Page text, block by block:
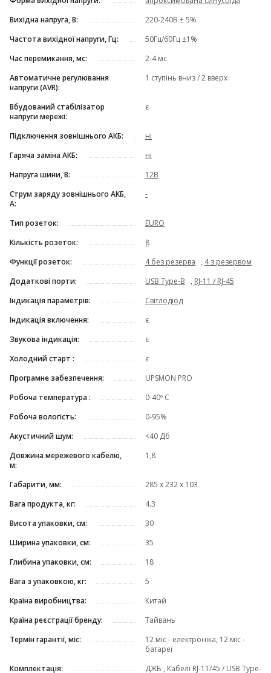
Вихідна напруга, В:
220-240В ± 5%
Частота вихідної напруги, Гц:
50Гц/60Гц ±1%
Час перемикання, мс:
2-4 мс
Автоматичне регулювання
напруги (AVR):
1 ступінь вниз / 2 вверх
Вбудований стабілізатор
напруги мережі:
є
Підключення зовнішнього АКБ:
ні
Гаряча заміна АКБ:
ні
Напруга шини, В:
12В
Струм заряду зовнішнього АКБ,
А:
-
Тип розеток:
EURO
Кількість розеток:
8
Функції розеток:
4 без резерва , 4 з резервом
Додаткові порти:
USB Type-B , RJ-11 / RJ-45
Індикація параметрів:
Світлодіод
Індикація включення:
є
Звукова індикація:
є
Холодний старт :
є
Програмне забезпечення:
UPSMON PRO
Робоча температура :
0-40º C
Робоча вологість:
0-95%
Акустичний шум:
<40 Дб
Довжина мережевого кабелю,
м:
1,8
Габарити, мм:
285 х 232 х 103
Вага продукта, кг:
4.3
Висота упаковки, см:
30
Ширина упаковки, см:
35
Глибина упаковки, см:
18
Вага з упаковкою, кг:
5
Країна виробництва:
Китай
Країна реєстрації бренду:
Тайвань
Термін гарантії, міс:
12 міс - електроніка, 12 міс -
батареї
Комплектація:
ДЖБ , Кабелі RJ-11/45 / USB Type-